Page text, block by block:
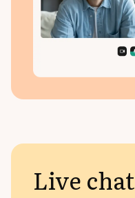
Live chat